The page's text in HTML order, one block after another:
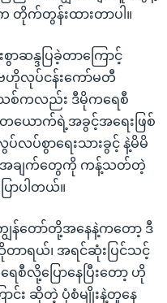
က်တွန်းထားတာပါ။
စွာဆန္ဒပြခဲ့တာကြောင့်
ဟိုလုပ်ငန်းကော်မတီ
သစ်ကလည်း ဒီမိုကရေစီ
ယောက်ရဲ့အခွင့်အရေးဖြစ်
လပ်စွာရေးသားခွင့် နဲ့မိမိ
ချက်တွေကို ကန့်သတ်တဲ့
ာပါတယ်။
န်တော်တို့အနေနဲ့ကတော့ ဒီ
ာရယ်၊ အရင်ဆုံးပြင်သင့်
စီလို့ပြောနေပြီးတော့ ဟို
ောင်း ဆိုတဲ့ ပုံစံမျိုးနဲ့တူနေ